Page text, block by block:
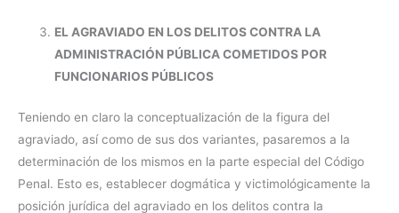
EL AGRAVIADO EN LOS DELITOS CONTRA LA
ADMINISTRACIÓN PÚBLICA COMETIDOS POR
FUNCIONARIOS PÚBLICOS
Teniendo en claro la conceptualización de la figura del
agraviado, así como de sus dos variantes, pasaremos a la
determinación de los mismos en la parte especial del Código
Penal. Esto es, establecer dogmática y victimológicamente la
posición jurídica del agraviado en los delitos contra la